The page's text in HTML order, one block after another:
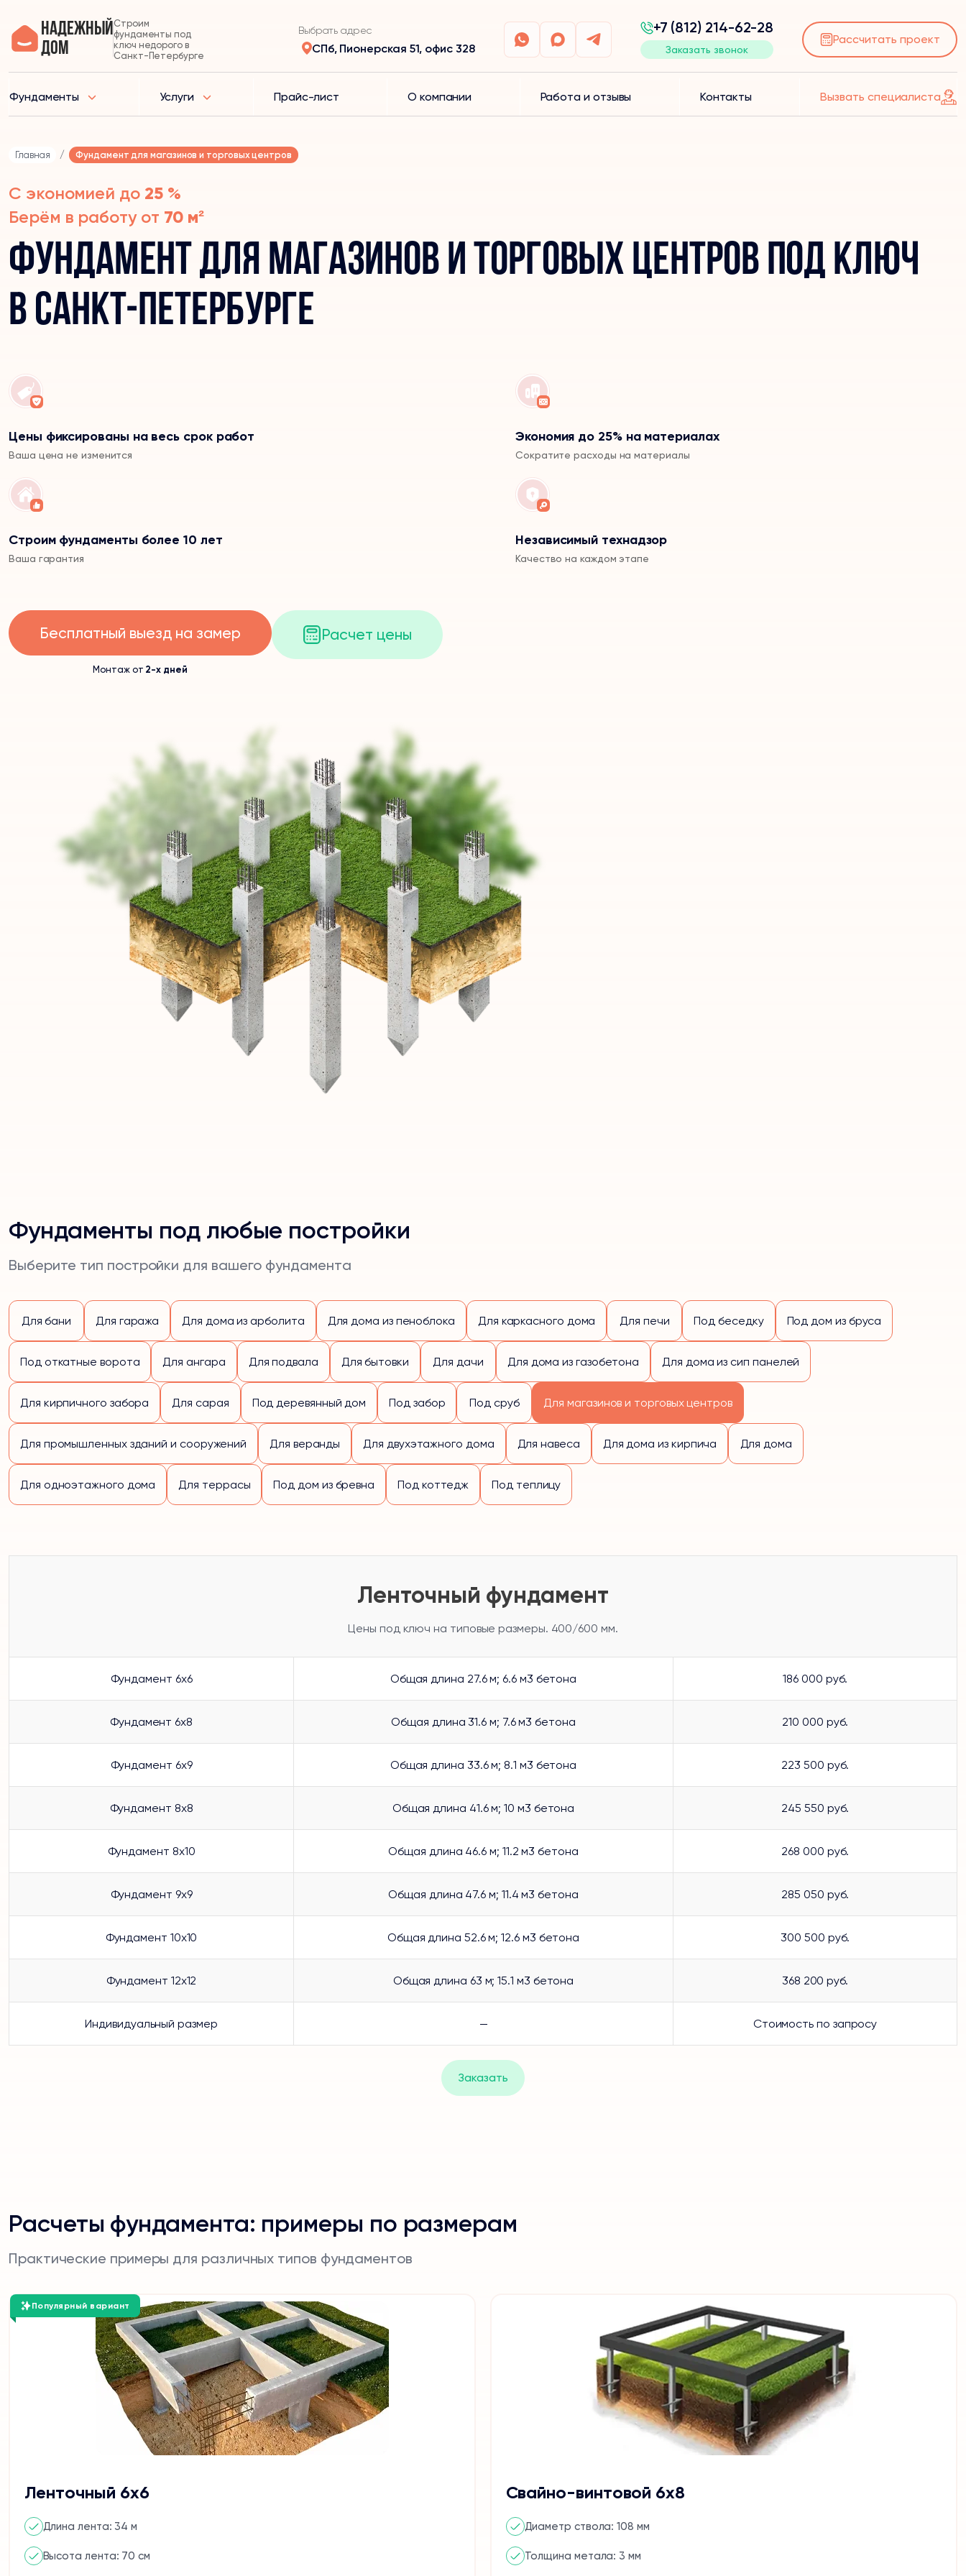
Надежный
дом
Строим
фундаменты под
ключ недорого в
Санкт-Петербурге
Выбрать адрес
СПб, Пионерская 51, офис 328
+7 (812) 214-62-28
Заказать звонок
Рассчитать проект
Фундаменты Услуги Прайс-лист О компании Работа и отзывы Контакты Вызвать специалиста
Главная / Фундамент для магазинов и торговых центров
С экономией до 25 %
Берём в работу от 70 м²
Фундамент для магазинов и торговых центров под ключ
в Санкт-Петербурге
Цены фиксированы на весь срок работ
Ваша цена не изменится
Экономия до 25% на материалах
Сократите расходы на материалы
Строим фундаменты более 10 лет
Ваша гарантия
Независимый технадзор
Качество на каждом этапе
Бесплатный выезд на замер
Монтаж от 2-х дней
Расчет цены
Фундаменты под любые постройки
Выберите тип постройки для вашего фундамента
Для бани Для гаража Для дома из арболита Для дома из пеноблока Для каркасного дома Для печи Под беседку Под дом из бруса
Под откатные ворота Для ангара Для подвала Для бытовки Для дачи Для дома из газобетона Для дома из сип панелей
Для кирпичного забора Для сарая Под деревянный дом Под забор Под сруб Для магазинов и торговых центров
Для промышленных зданий и сооружений Для веранды Для двухэтажного дома Для навеса Для дома из кирпича Для дома
Для одноэтажного дома Для террасы Под дом из бревна Под коттедж Под теплицу
Ленточный фундамент
Цены под ключ на типовые размеры. 400/600 мм.
Фундамент 6х6 Общая длина 27.6 м; 6.6 м3 бетона 186 000 руб.
Фундамент 6х8 Общая длина 31.6 м; 7.6 м3 бетона 210 000 руб.
Фундамент 6х9 Общая длина 33.6 м; 8.1 м3 бетона 223 500 руб.
Фундамент 8х8 Общая длина 41.6 м; 10 м3 бетона 245 550 руб.
Фундамент 8х10 Общая длина 46.6 м; 11.2 м3 бетона 268 000 руб.
Фундамент 9х9 Общая длина 47.6 м; 11.4 м3 бетона 285 050 руб.
Фундамент 10х10 Общая длина 52.6 м; 12.6 м3 бетона 300 500 руб.
Фундамент 12х12 Общая длина 63 м; 15.1 м3 бетона 368 200 руб.
Индивидуальный размер — Стоимость по запросу
Заказать
Расчеты фундамента: примеры по размерам
Практические примеры для различных типов фундаментов
Популярный вариант
Ленточный 6х6
Длина лента: 34 м
Высота лента: 70 см
Свайно-винтовой 6х8
Диаметр ствола: 108 мм
Толщина метала: 3 мм